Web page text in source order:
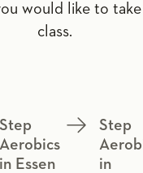
would like to
class.
Step
Aerobics
in Essen
Step
in